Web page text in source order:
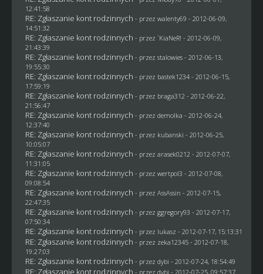
12:41:58
RE: Zgłaszanie kont rodzinnych - przez walenty69 - 2012-06-09,
14:51:32
RE: Zgłaszanie kont rodzinnych - przez `KiaNeR! - 2012-06-09,
21:43:39
RE: Zgłaszanie kont rodzinnych - przez stalowies- 2012-06-13,
19:55:30
RE: Zgłaszanie kont rodzinnych - przez bastek1234- 2012-06-15,
17:59:19
RE: Zgłaszanie kont rodzinnych - przez braga312 - 2012-06-22,
21:56:47
RE: Zgłaszanie kont rodzinnych - przez demolka - 2012-06-24,
12:37:40
RE: Zgłaszanie kont rodzinnych - przez kubanski - 2012-06-25,
10:05:07
RE: Zgłaszanie kont rodzinnych - przez arasek0212 - 2012-07-07,
11:31:05
RE: Zgłaszanie kont rodzinnych - przez wertpol3 - 2012-07-08,
09:08:54
RE: Zgłaszanie kont rodzinnych - przez AssAssin - 2012-07-15,
22:47:35
RE: Zgłaszanie kont rodzinnych - przez ggregory93 - 2012-07-17,
07:50:34
RE: Zgłaszanie kont rodzinnych - przez lukasz - 2012-07-17, 15:13:31
RE: Zgłaszanie kont rodzinnych - przez zeka12345- 2012-07-18,
19:27:03
RE: Zgłaszanie kont rodzinnych - przez dybi - 2012-07-24, 18:54:49
RE: Zgłaszanie kont rodzinnych - przez dybi - 2012-07-25, 09:57:37